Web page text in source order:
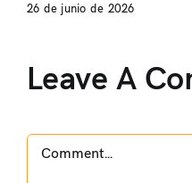
26 de junio de 2026
Leave A
Comment